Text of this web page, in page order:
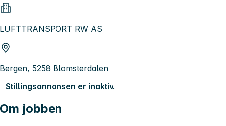
LUFTTRANSPORT RW AS
Bergen, 5258 Blomsterdalen
Stillingsannonsen er inaktiv.
Om jobben